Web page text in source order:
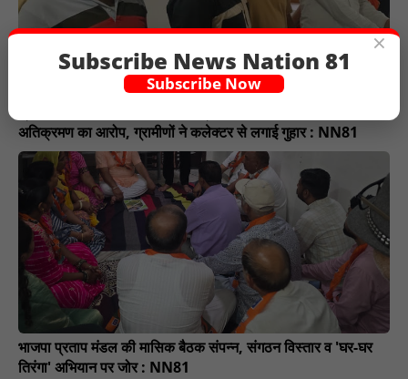
अतिक्रमण का आरोप, ग्रामीणों ने कलेक्टर से लगाई गुहार : NN81
भाजपा प्रताप मंडल की मासिक बैठक संपन्न, संगठन विस्तार व 'घर-घर
तिरंगा' अभियान पर जोर : NN81
×
Subscribe News Nation 81
Subscribe Now